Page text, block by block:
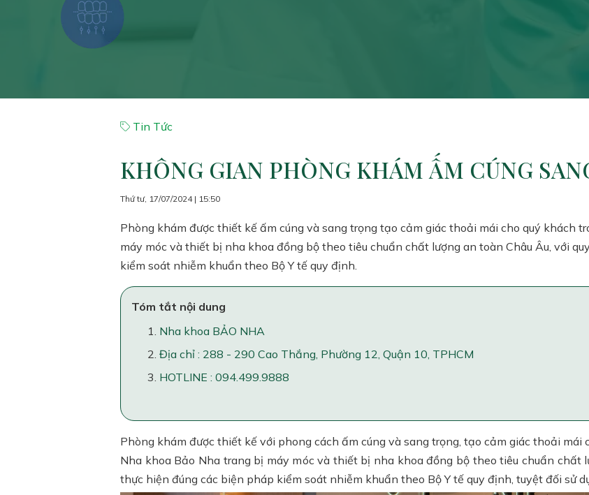
Tin Tức
KHÔNG GIAN PHÒNG KHÁM ẤM CÚNG
Thứ tư, 17/07/2024 | 15:50
Phòng khám được thiết kế ấm cúng và sang trọng tạo cảm giác thoải mái cho quý khách
máy móc và thiết bị nha khoa đồng bộ theo tiêu chuẩn chất lượng an toàn Châu Âu, với
kiểm soát nhiễm khuẩn theo Bộ Y tế quy định.
Tóm tắt nội dung
Nha khoa BẢO NHA
Địa chỉ : 288 - 290 Cao Thắng, Phường 12, Quận 10, TPHCM
HOTLINE : 094.499.9888
Phòng khám được thiết kế với phong cách ấm cúng và sang trọng, tạo cảm giác thoải mái
Nha khoa Bảo Nha trang bị máy móc và thiết bị nha khoa đồng bộ theo tiêu chuẩn chất
thực hiện đúng các biện pháp kiểm soát nhiễm khuẩn theo Bộ Y tế quy định, tuyệt đối sử